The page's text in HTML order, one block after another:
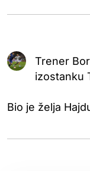
Trener
izostanku
Bio je želja